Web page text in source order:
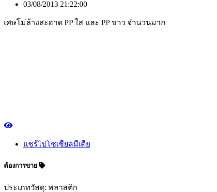
03/08/2013 21:22:00
เศษโม่ล้างสะอาด PP ใส และ PP ขาว จำนวนมาก
แชร์ไปโซเชียลมีเดีย
ต้องการขาย
ประเภทวัสดุ: พลาสติก